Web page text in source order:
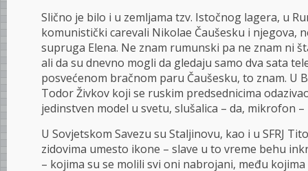
Slično je bilo i u zemljama tzv. Istočnog lagera, u
komunistički carevali Nikolae Čaušesku i njegova,
supruga Elena. Ne znam rumunski pa ne znam ni
ali da su dnevno mogli da gledaju samo dva sata
posvećenom bračnom paru Čaušesku, to znam. U
Todor Živkov koji se ruskim predsednicima
jedinstven model u svetu, slušalica – da, mikrofon –
U Sovjetskom Savezu su Staljinovu, kao i u SFRJ
zidovima umesto ikone – slave u to vreme behu
– kojima su se molili svi oni nabrojani, među